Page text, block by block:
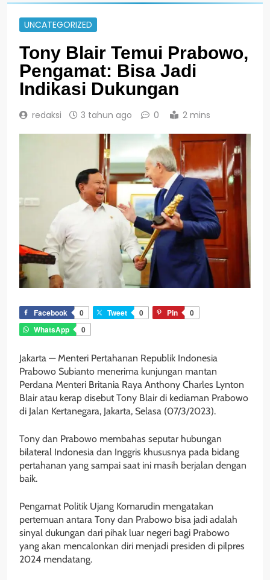
UNCATEGORIZED
Tony Blair Temui Prabowo,
Pengamat: Bisa Jadi
Indikasi Dukungan
redaksi 3 tahun ago 0 2 mins
Facebook 0 Tweet 0 Pin
0
WhatsApp
0
Jakarta — Menteri Pertahanan Republik Indonesia
Prabowo Subianto menerima kunjungan mantan
Perdana Menteri Britania Raya Anthony Charles Lynton
Blair atau kerap disebut Tony Blair di kediaman Prabowo
di Jalan Kertanegara, Jakarta, Selasa (07/3/2023).
Tony dan Prabowo membahas seputar hubungan
bilateral Indonesia dan Inggris khususnya pada bidang
pertahanan yang sampai saat ini masih berjalan dengan
baik.
Pengamat Politik Ujang Komarudin mengatakan
pertemuan antara Tony dan Prabowo bisa jadi adalah
sinyal dukungan dari pihak luar negeri bagi Prabowo
yang akan mencalonkan diri menjadi presiden di pilpres
2024 mendatang.